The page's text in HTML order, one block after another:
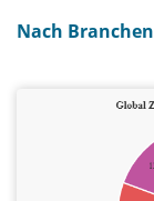
Nach